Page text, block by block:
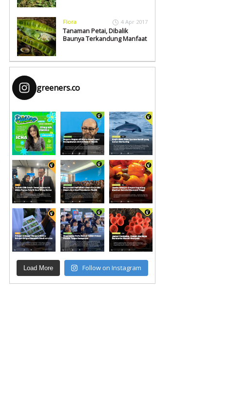
Flora 4 Apr 2017
Tanaman Petai, Dibalik
Baunya Terkandung Manfaat
greeners.co
Load More Follow on Instagram